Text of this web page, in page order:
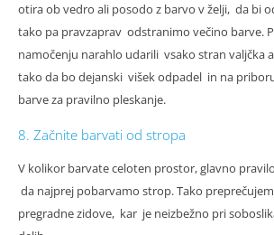
otira ob vedro ali posodo z barvo v želji, da bi
tako pa pravzaprav odstranimo večino barve.
namočenju narahlo udarili vsako stran valjčka
tako da bo dejanski višek odpadel in na
barve za pravilno pleskanje.
8. Začnite barvati od stropa
V kolikor barvate celoten prostor, glavno
da najprej pobarvamo strop. Tako
pregradne zidove, kar je neizbežno pri